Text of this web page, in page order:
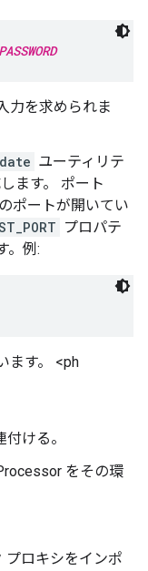
力を求められま
ユーティリテ
ます。 ポート
ポートが開いてい
プロパテ
。例:
ます。 <ph
ける。
をその環
プロキシをインポ